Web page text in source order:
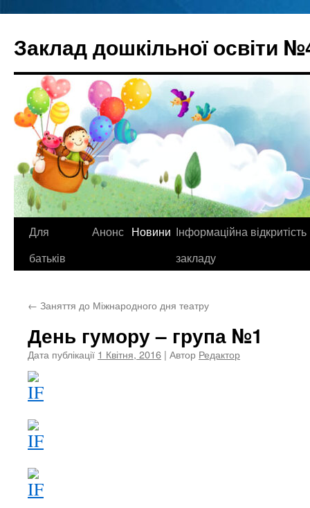
вмісту
Заклад дошкільної освіти
Для
батьків
Анонс Новини Інформаційна відкритість
закладу
← Заняття до Міжнародного дня театру
День гумору – група №1
Дата публікації 1 Квітня, 2016 | Автор Редактор